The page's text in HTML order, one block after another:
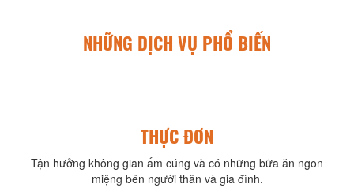
NHỮNG DỊCH VỤ PHỔ BIẾN
THỰC ĐƠN
Tận hưởng không gian ấm cúng và có những bữa ăn ngon
miệng bên người thân và gia đình.